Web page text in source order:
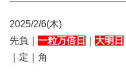
2025/2/6(木)
先負｜ 一粒万倍日 大明日
｜定｜角